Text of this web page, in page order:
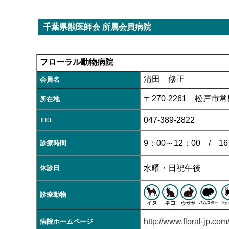
千葉県獣医師会 所属会員病院
フローラル動物病院
会員名 清田 修正
所在地 〒270-2261 松戸市常
TEL 047-389-2822
診療時間 9：00～12：00 / 16
休診日 水曜・日祝午後
診療動物
病院ホームページ http://www.floral-jp.com/